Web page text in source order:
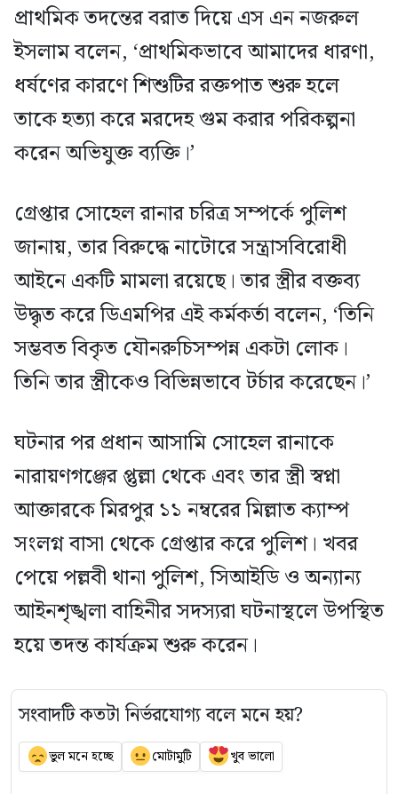
প্রাথমিক তদন্তের বরাত দিয়ে এস এন নজরুল
ইসলাম বলেন, ‘প্রাথমিকভাবে আমাদের ধারণা,
ধর্ষণের কারণে শিশুটির রক্তপাত শুরু হলে
তাকে হত্যা করে মরদেহ গুম করার পরিকল্পনা
করেন অভিযুক্ত ব্যক্তি।’
গ্রেপ্তার সোহেল রানার চরিত্র সম্পর্কে পুলিশ
জানায়, তার বিরুদ্ধে নাটোরে সন্ত্রাসবিরোধী
আইনে একটি মামলা রয়েছে। তার স্ত্রীর বক্তব্য
উদ্ধৃত করে ডিএমপির এই কর্মকর্তা বলেন, ‘তিনি
সম্ভবত বিকৃত যৌনরুচিসম্পন্ন একটা লোক।
তিনি তার স্ত্রীকেও বিভিন্নভাবে টর্চার করেছেন।’
ঘটনার পর প্রধান আসামি সোহেল রানাকে
নারায়ণগঞ্জের প্তুল্লা থেকে এবং তার স্ত্রী স্বপ্না
আক্তারকে মিরপুর ১১ নম্বরের মিল্লাত ক্যাম্প
সংলগ্ন বাসা থেকে গ্রেপ্তার করে পুলিশ। খবর
পেয়ে পল্লবী থানা পুলিশ, সিআইডি ও অন্যান্য
আইনশৃঙ্খলা বাহিনীর সদস্যরা ঘটনাস্থলে উপস্থিত
হয়ে তদন্ত কার্যক্রম শুরু করেন।
সংবাদটি কতটা নির্ভরযোগ্য বলে মনে হয়?
ভুল মনে হচ্ছে মোটামুটি খুব ভালো